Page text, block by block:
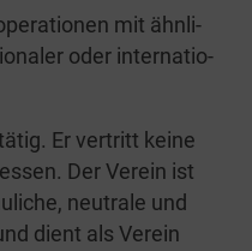
mit ähn­li­
oder inter­na­tio­
Er ver­tritt kei­ne
Der Ver­ein ist
neu­tra­le und
dient als Ver­ein